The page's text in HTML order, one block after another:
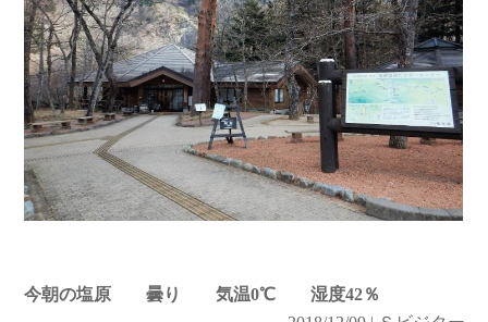
今朝の塩原 曇り 気温0℃ 湿度42％